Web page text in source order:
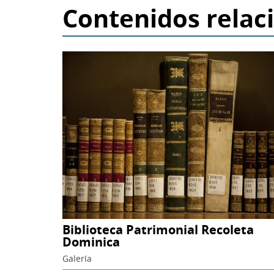
Recoleta
Dominica
Contenidos
Biblioteca Patrimonial Recoleta
Dominica
Galería